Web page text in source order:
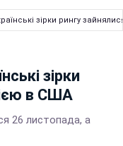
зірки рингу
зірки
в США
26 листопада, а